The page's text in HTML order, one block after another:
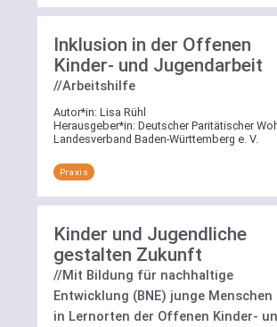
Inklusion in der Offenen
Kinder- und Jugendarbeit
//Arbeitshilfe
Autor*in: Lisa Rühl
Herausgeber*in: Deutscher Paritätischer
Landesverband Baden-Württemberg e. V.
Praxis
Kinder und Jugendliche
gestalten Zukunft
//Mit Bildung für nachhaltige
Entwicklung (BNE) junge Menschen
in Lernorten der Offenen Kinder-